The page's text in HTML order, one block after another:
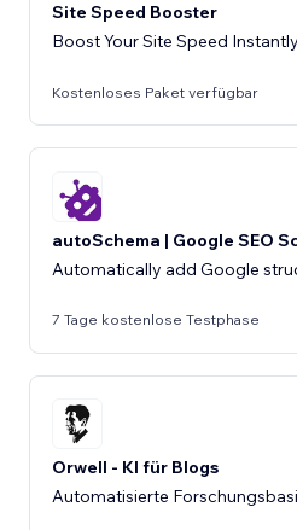
Site Speed Booster
Boost Your Site Speed Instantly
Kostenloses Paket verfügbar
autoSchema | Google SEO
Automatically add Google
7 Tage kostenlose Testphase
Orwell - KI für Blogs
Automatisierte